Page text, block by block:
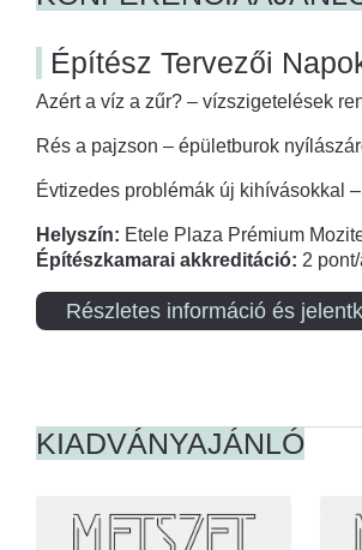
Építész Tervezői
Azért a víz a zűr? – vízszigetelések
Rés a pajzson – épületburok
Évtizedes problémák új kihívásokkal
Helyszín: Etele Plaza Prémium
Építészkamarai akkreditáció: 2
Részletes információ és
KIADVÁNYAJÁNLÓ